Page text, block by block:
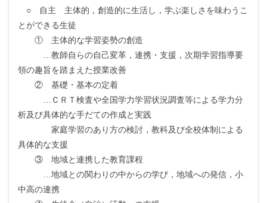
○ 自主 主体的，創造的に生活し，学ぶ楽しさを味わうこ
とができる生徒
① 主体的な学習姿勢の創造
…教師自らの自己変革，連携・支援，次期学習指導要
領の趣旨を踏まえた授業改善
② 基礎・基本の定着
…ＣＲＴ検査や全国学力学習状況調査等による学力分
析及び具体的な手だての作成と実践
家庭学習のあり方の検討，教科及び全校体制による
具体的な支援
③ 地域と連携した教育課程
…地域との関わりの中からの学び，地域への発信，小
中高の連携